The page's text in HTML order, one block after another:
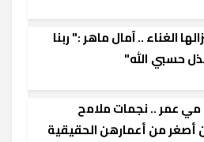
الغناء .. آمال ماهر :" ربنا
حسبي الله"
مي عمر .. نجمات ملامح
من أعمارهن الحقيقية